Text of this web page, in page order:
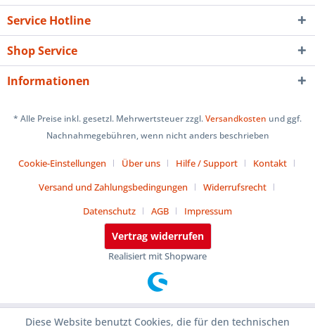
Service Hotline
Shop Service
Informationen
* Alle Preise inkl. gesetzl. Mehrwertsteuer zzgl.Versandkosten und ggf.
Nachnahmegebühren, wenn nicht anders beschrieben
Cookie-Einstellungen Über uns Hilfe / Support
Kontakt
Versand und Zahlungsbedingungen
Widerrufsrecht
Datenschutz
AGB Impressum
Vertrag widerrufen
Realisiert mit Shopware
Diese Website benutzt Cookies, die für den technischen